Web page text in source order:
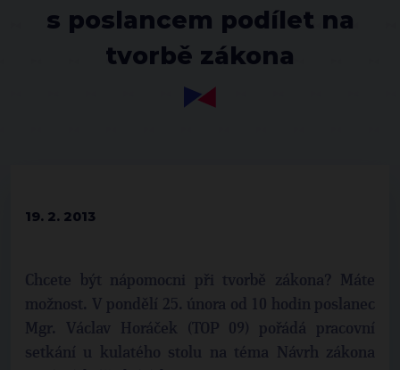
s poslancem podílet na
tvorbě zákona
19. 2. 2013
Chcete být nápomocni při tvorbě zákona? Máte
možnost. V pondělí 25. února od 10 hodin poslanec
Mgr. Václav Horáček (TOP 09) pořádá pracovní
setkání u kulatého stolu na téma Návrh zákona